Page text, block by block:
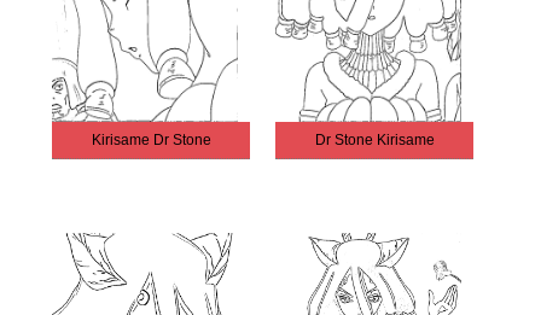
Kirisame Dr Stone Dr Stone Kirisame